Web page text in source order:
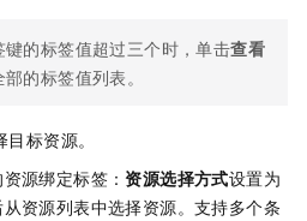
键的标签值超过三个时，单击查看
的标签值列表。
标资源。
源绑定标签：资源选择方式设置为
从资源列表中选择资源。支持多个条